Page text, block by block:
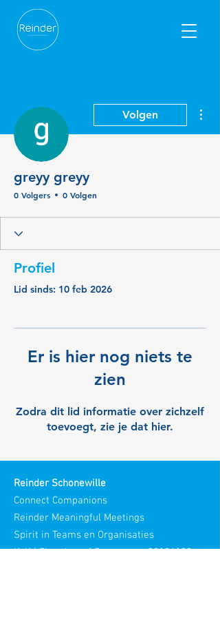
Volgen
greyy greyy
0 Volgers 0 Volgen
Profiel
Lid sinds: 10 feb 2026
Er is hier nog niets te
zien
Zodra dit lid informatie over zichzelf
toevoegt, zie je dat hier.
Reinder Schonewille
Connect Companions
Reinder Meaningful Meetings
Spirit in Teams en Organisaties
KvK | Chamber of Commerce:30186193